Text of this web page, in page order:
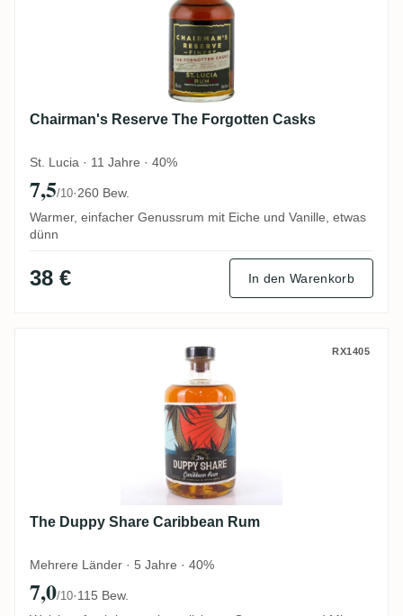
Chairman's Reserve The Forgotten Casks
St. Lucia · 11 Jahre · 40%
7,5/10·260 Bew.
Warmer, einfacher Genussrum mit Eiche und Vanille, etwas
dünn
38 € In den Warenkorb
The Duppy Share Caribbean Rum RX1405
The Duppy Share Caribbean Rum
Mehrere Länder · 5 Jahre · 40%
7,0/10·115 Bew.